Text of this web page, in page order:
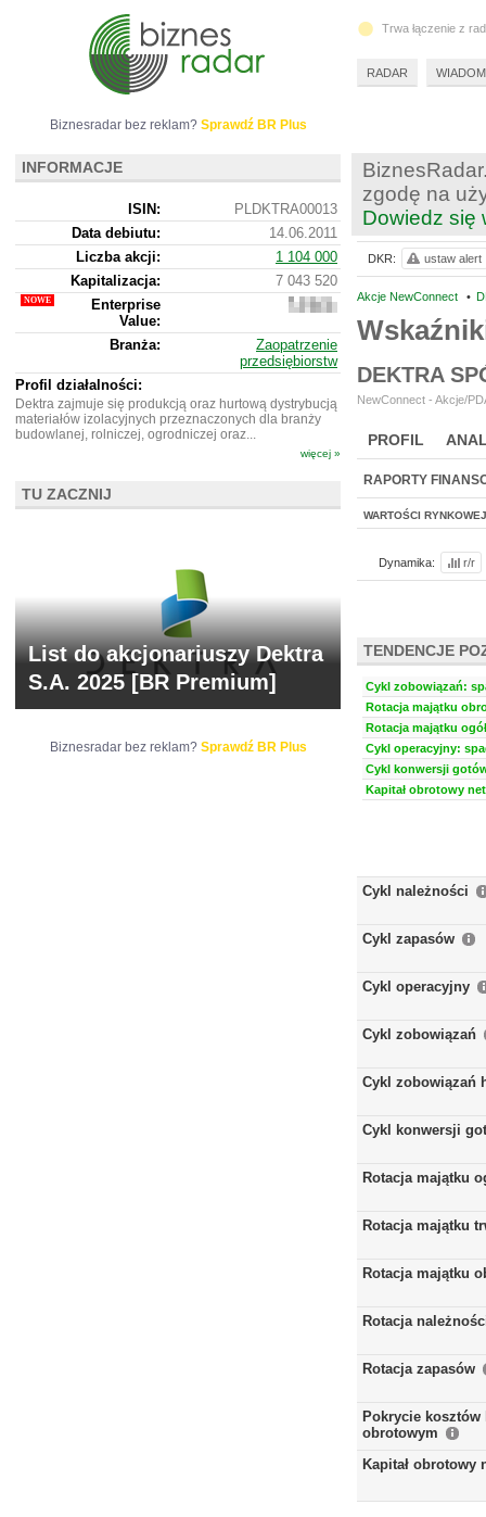
zgodę na
Dowiedz się
Akcje NewConnect •
DEKTRA
NewConnect - Akcje/
PROFIL
BR LAB
RAPORTY
WARTOŚCI RYNKOWEJ
Dynamika: r/r
TENDENCJE
Cykl zobowiązań:
Rotacja majątku
Rotacja majątku
Cykl operacyjny:
Cykl konwersji
Kapitał obrotowy
Cykl należności
Cykl zapasów
Cykl operacyjny
Cykl zobowiązań
Cykl zobowiązań
Cykl konwersji
Rotacja majątku
Rotacja majątku
Rotacja majątku
Rotacja
Rotacja zapasów
Pokrycie kosztów
obrotowym
Kapitał obrotowy
DKR: ustaw alert
Biznesradar bez reklam? Sprawdź BR Plus
INFORMACJE
ISIN:
PLDKTRA00013
Data debiutu:
14.06.2011
Liczba akcji:
1 104 000
Kapitalizacja:
7 043 520
Enterprise
Value:
7
520
Branża:
Zaopatrzenie
przedsiębiorstw
Profil działalności:
Dektra zajmuje się produkcją oraz hurtową dystrybucją
materiałów izolacyjnych przeznaczonych dla branży
budowlanej, rolniczej, ogrodniczej oraz...
więcej »
TU ZACZNIJ
List do akcjonariuszy Dektra
S.A. 2025 [BR Premium]
Biznesradar bez reklam? Sprawdź BR Plus
Trwa łączenie z
RADAR